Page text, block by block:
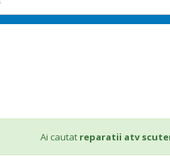
Ai cautat reparatii atv